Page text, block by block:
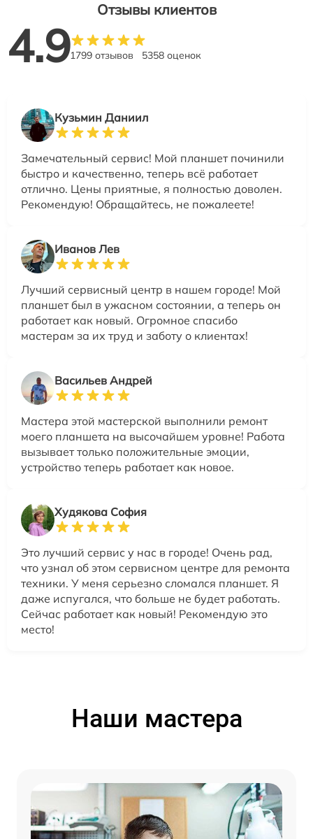
Отзывы клиентов
4.91799 отзывов 5358 оценок
Кузьмин Даниил
Замечательный сервис! Мой планшет починили
быстро и качественно, теперь всё работает
отлично. Цены приятные, я полностью доволен.
Рекомендую! Обращайтесь, не пожалеете!
Иванов Лев
Лучший сервисный центр в нашем городе! Мой
планшет был в ужасном состоянии, а теперь он
работает как новый. Огромное спасибо
мастерам за их труд и заботу о клиентах!
Васильев Андрей
Мастера этой мастерской выполнили ремонт
моего планшета на высочайшем уровне! Работа
вызывает только положительные эмоции,
устройство теперь работает как новое.
Худякова София
Это лучший сервис у нас в городе! Очень рад,
что узнал об этом сервисном центре для ремонта
техники. У меня серьезно сломался планшет. Я
даже испугался, что больше не будет работать.
Сейчас работает как новый! Рекомендую это
место!
Наши мастера